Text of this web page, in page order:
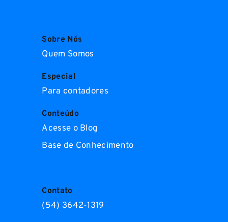
Sobre Nós
Quem Somos
Especial
Para contadores
Conteúdo
Acesse o Blog
Base de Conhecimento
Contato
(54) 3642-1319